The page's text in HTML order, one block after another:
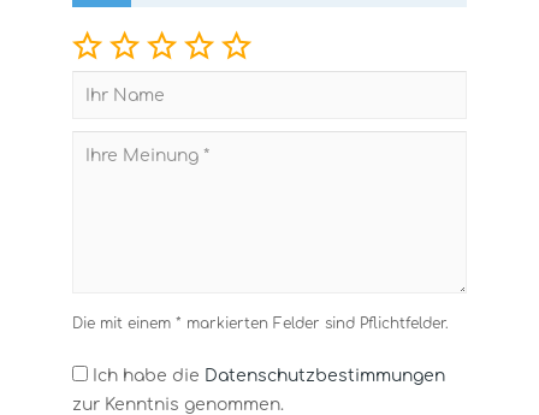
Die mit einem * markierten Felder sind Pflichtfelder.
Ich habe die Datenschutzbestimmungen
zur Kenntnis genommen.